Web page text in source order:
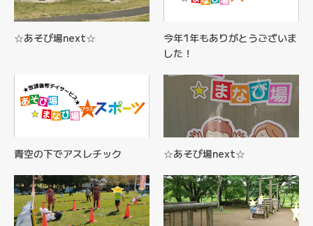
☆あそび場next☆
今年1年もありがとうございま
した！
青空の下でアスレチック ☆あそび場next☆